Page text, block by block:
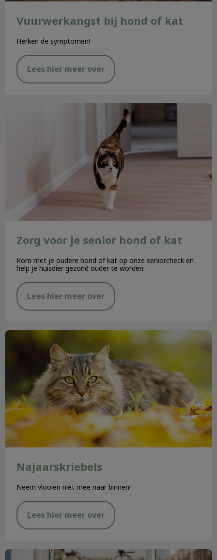
Vuurwerkangst bij hond of kat
Herken de symptomen!
Lees hier meer over
Zorg voor je senior hond of kat
Kom met je oudere hond of kat op onze seniorcheck en
help je huisdier gezond ouder te worden.
Lees hier meer over
Najaarskriebels
Najaarskriebels
Neem vlooien niet mee naar binnen!
Lees hier meer over
Chippen & registreren hond en kat